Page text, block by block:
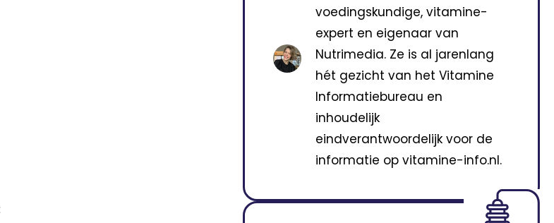
voedingskundige, vitamine-
expert en eigenaar van
Nutrimedia. Ze is al jarenlang
hét gezicht van het Vitamine
Informatiebureau en
inhoudelijk
eindverantwoordelijk voor de
informatie op vitamine-info.nl.